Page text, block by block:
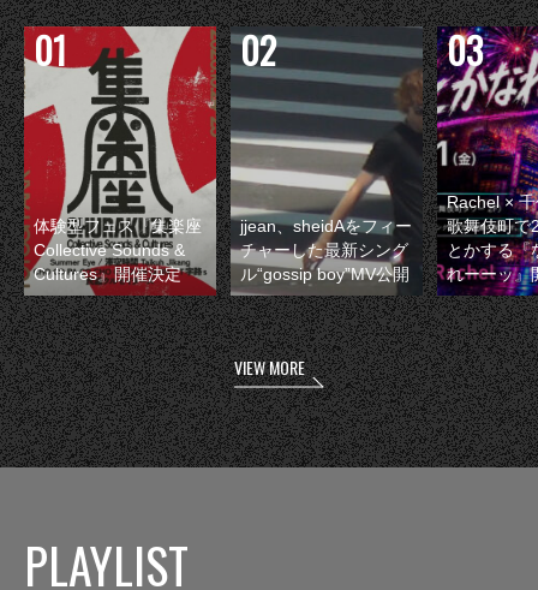
体験型フェス『集楽座
Collective Sounds &
Cultures』開催決定
jjean、sheidAをフィー
チャーした最新シング
ル“gossip boy”MV公開
Rachel ×
歌舞伎町で
とかする『
れーーッ』
VIEW MORE
PLAYLIST